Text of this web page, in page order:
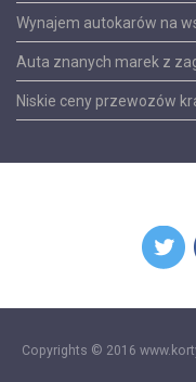
Wynajem autokarów na
Auta znanych marek z
Niskie ceny przewozów
Copyrights © 2016